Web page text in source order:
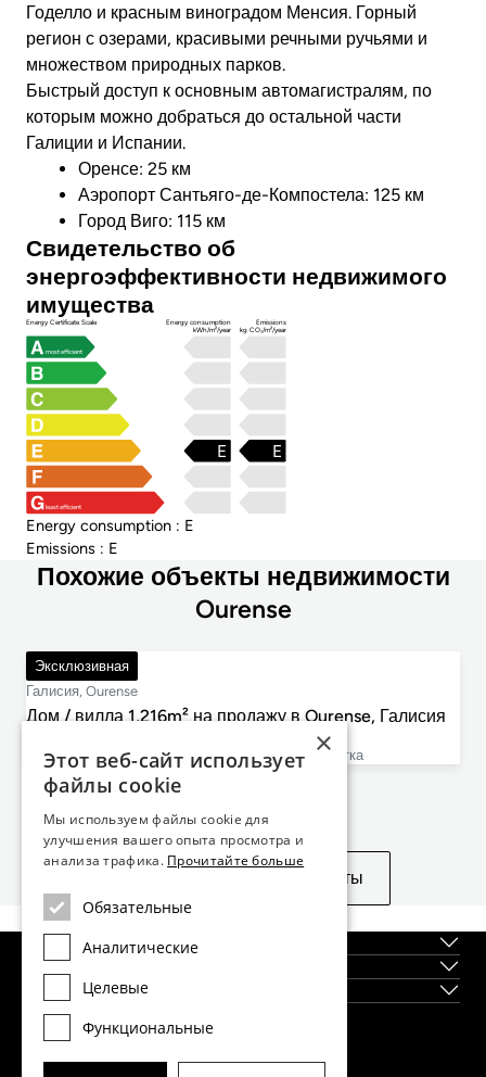
Годелло и красным виноградом Менсия. Горный
регион с озерами, красивыми речными ручьями и
множеством природных парков.
Быстрый доступ к основным автомагистралям, по
которым можно добраться до остальной части
Галиции и Испании.
Оренсе: 25 км
Аэропорт Сантьяго-де-Компостела: 125 км
Город Виго: 115 км
Свидетельство об
энергоэффективности недвижимого
имущества
Energy Certificate Scale
Energy consumption
kWh/m²/year
Emissions
kg CO₂/m²/year
most efficient
least efficient
E
E
Energy consumption : E
Emissions : E
Похожие объекты недвижимости
Ourense
Эксклюзивная
890 000 €
Галисия, Ourense
Дом / вилла 1,216m² на продажу в Ourense, Галисия
cпальниванные комнаты План этажа размер участка
Не нашли то, что искали?
Посмотреть похожие объекты
Регионы
Новостройки
×
Этот веб-сайт использует
файлы cookie
Мы используем файлы cookie для
улучшения вашего опыта просмотра и
анализа трафика. Прочитайте больше
Обязательные
Аналитические
Целевые
Функциональные